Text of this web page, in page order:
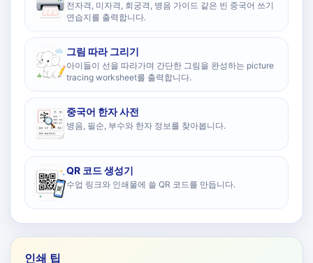
전자격, 미자격, 회궁격, 병음 가이드 같은 빈 중국어 쓰기
연습지를 출력합니다.
그림 따라 그리기
아이들이 선을 따라가며 간단한 그림을 완성하는 picture
tracing worksheet를 출력합니다.
중국어 한자 사전
병음, 필순, 부수와 한자 정보를 찾아봅니다.
QR 코드 생성기
수업 링크와 인쇄물에 쓸 QR 코드를 만듭니다.
인쇄 팁